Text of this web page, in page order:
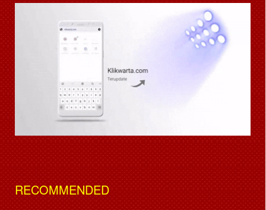
RECOMMENDED